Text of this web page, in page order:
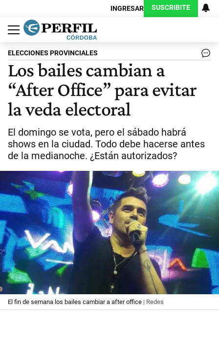
INGRESAR SUSCRIBITE
Política
Economía
Judiciales
Sociedad
Cultura
Espectáculos
Deportes
Protagonistas
ELECCIONES PROVINCIALES
Los bailes cambian a
“After Office” para evitar
la veda electoral
El domingo se vota, pero el sábado habrá
shows en la ciudad. Todo debe hacerse antes
de la medianoche. ¿Están autorizados?
El fin de semana los bailes cambiar a after office | Redes